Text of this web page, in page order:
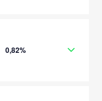
0,82%